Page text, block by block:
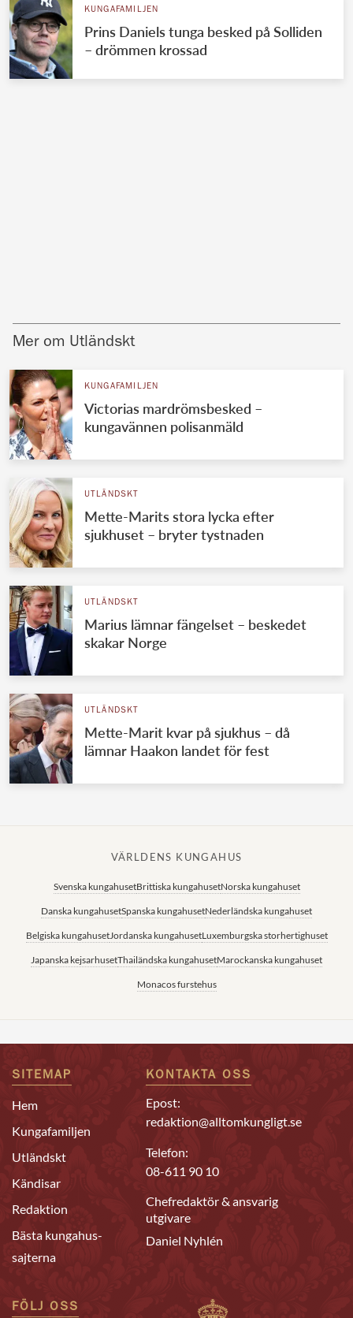
KUNGAFAMILJEN
Prins Daniels tunga besked på Solliden
– drömmen krossad
Mer om Utländskt
KUNGAFAMILJEN
Victorias mardrömsbesked –
kungavännen polisanmäld
UTLÄNDSKT
Mette-Marits stora lycka efter
sjukhuset – bryter tystnaden
UTLÄNDSKT
Marius lämnar fängelset – beskedet
skakar Norge
UTLÄNDSKT
Mette-Marit kvar på sjukhus – då
lämnar Haakon landet för fest
VÄRLDENS KUNGAHUS
Svenska kungahusetBrittiska kungahusetNorska kungahuset
Danska kungahusetSpanska kungahusetNederländska kungahuset
Belgiska kungahusetJordanska kungahusetLuxemburgska storhertighuset
Japanska kejsarhusetThailändska kungahusetMarockanska kungahuset
Monacos furstehus
SITEMAP
Hem
Kungafamiljen
Utländskt
Kändisar
Redaktion
Bästa kungahus-
sajterna
KONTAKTA OSS
Epost:
redaktion@alltomkungligt.se
Telefon:
08-611 90 10
Chefredaktör & ansvarig
utgivare
Daniel Nyhlén
FÖLJ OSS